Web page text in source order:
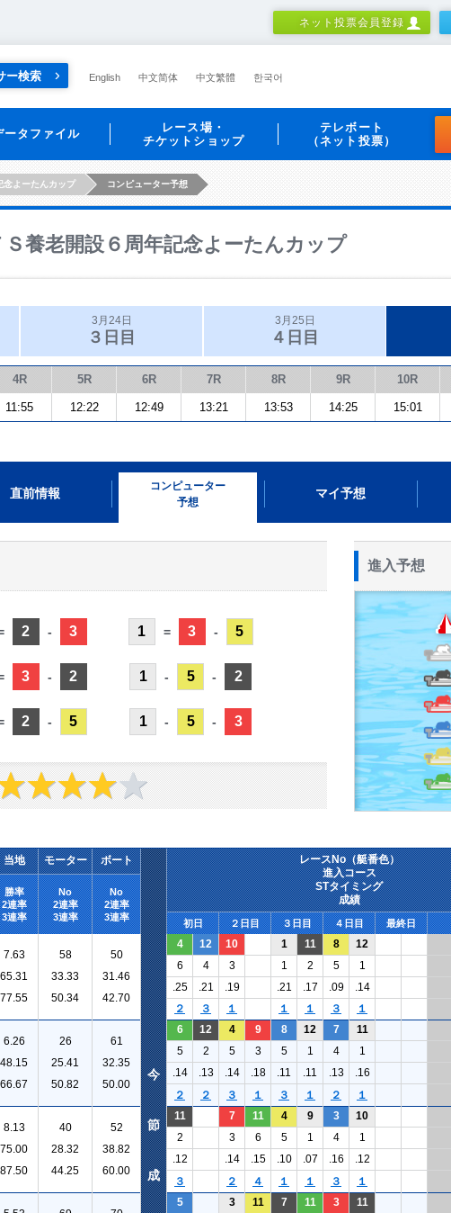
ネット投票会員登録
ー検索 English 中文简体 中文繁體 한국어
ータファイル
レース場・
チケットショップ
テレボート
（ネット投票）
念よーたんカップ コンピューター予想
養老開設６周年記念よーたんカップ
3月24日
３日目
3月25日
４日目
4R 5R 6R 7R 8R 9R 10R
11:55 12:22 12:49 13:21 13:53 14:25 15:01
直前情報
コンピューター
予想
マイ予想
2 - 3
3 - 2
2 - 5
1 = 3 - 5
1 - 5 - 2
1 - 5 - 3
進入予想
当地 モーター ボート
レースNo（艇番色）
進入コース
STタイミング
成績
勝率
2連率
3連率
No
2連率
3連率
No
2連率
3連率
初日 ２日目 ３日目 ４日目 最終日
7.63
65.31
77.55
58
33.33
50.34
50
31.46
42.70
4 12 10 1 11 8
12
6
4 3 1 2 5
1
.25
.21 .19 .21 .17 .09
.14
２
３ １ １ １ ３ １
6.26
48.15
66.67
26
25.41
50.82
61
32.35
50.00
6 12 4 9 8 12 7
11
5
2 5 3 5 1 4
1
.14
.13 .14 .18 .11 .11 .13
.16
２
２ ３ １ ３ １ ２ １
8.13
75.00
87.50
40
28.32
44.25
52
38.82
60.00
11 7 11 4 9 3
10
2
3 6 5 1 4
1
.12
.14 .15 .10 .07 .16
.12
３
２ ４ １ １ ３ １
5 3 11 7 11 3
11
今
節
成